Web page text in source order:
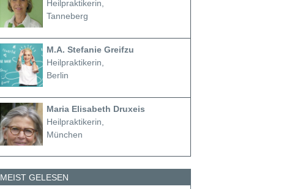
Heilpraktikerin,
Tanneberg
M.A. Stefanie Greifzu
Heilpraktikerin,
Berlin
Maria Elisabeth Druxeis
Heilpraktikerin,
München
MEIST GELESEN